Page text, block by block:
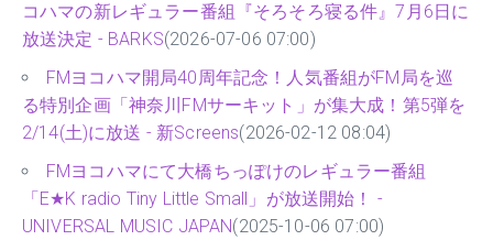
コハマの新レギュラー番組『そろそろ寝る件』7月6日に
放送決定 - BARKS(2026-07-06 07:00)
FMヨコハマ開局40周年記念！人気番組がFM局を巡
る特別企画「神奈川FMサーキット」が集大成！第5弾を
2/14(土)に放送 - 新Screens(2026-02-12 08:04)
FMヨコハマにて大橋ちっぽけのレギュラー番組
「E★K radio Tiny Little Small」が放送開始！ -
UNIVERSAL MUSIC JAPAN(2025-10-06 07:00)